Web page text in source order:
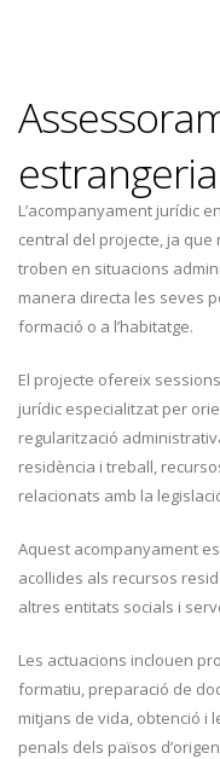
estrangeria
L’acompanyament jurídic
central del projecte, ja
troben en situacions
manera directa les seves
formació o a l’habitatge.
El projecte ofereix
jurídic especialitzat per
regularització
residència i treball,
relacionats amb la
Aquest acompanyament
acollides als recursos
altres entitats socials i
Les actuacions inclouen
formatiu, preparació de
mitjans de vida, obtenció i
penals dels països